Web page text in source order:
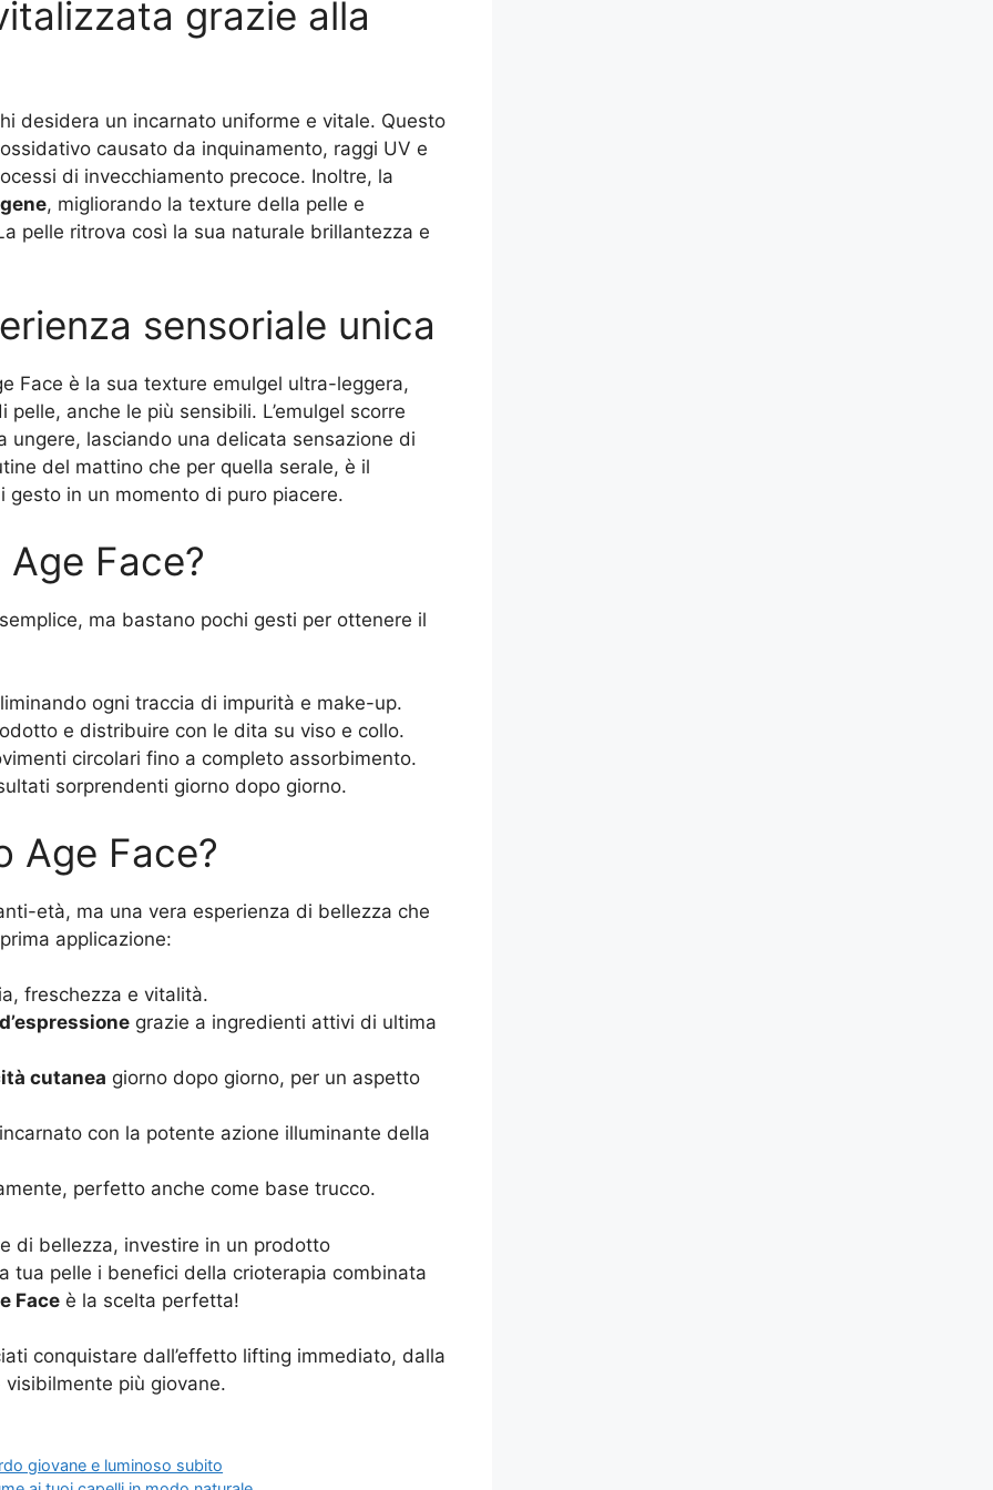
grazie alla
desidera un incarnato uniforme e vitale. Questo
causato da inquinamento, raggi UV e
di invecchiamento precoce. Inoltre, la
, migliorando la texture della pelle e
pelle ritrova così la sua naturale brillantezza e
sensoriale unica
Face è la sua texture emulgel ultra-leggera,
anche le più sensibili. L’emulgel scorre
ungere, lasciando una delicata sensazione di
del mattino che per quella serale, è il
in un momento di puro piacere.
Face?
ma bastano pochi gesti per ottenere il
ogni traccia di impurità e make-up.
e distribuire con le dita su viso e collo.
circolari fino a completo assorbimento.
sorprendenti giorno dopo giorno.
Age Face?
età, ma una vera esperienza di bellezza che
applicazione:
freschezza e vitalità.
grazie a ingredienti attivi di ultima
cutanea giorno dopo giorno, per un aspetto
con la potente azione illuminante della
perfetto anche come base trucco.
di bellezza, investire in un prodotto
tua pelle i benefici della crioterapia combinata
Face è la scelta perfetta!
conquistare dall’effetto lifting immediato, dalla
più giovane.
giovane e luminoso subito